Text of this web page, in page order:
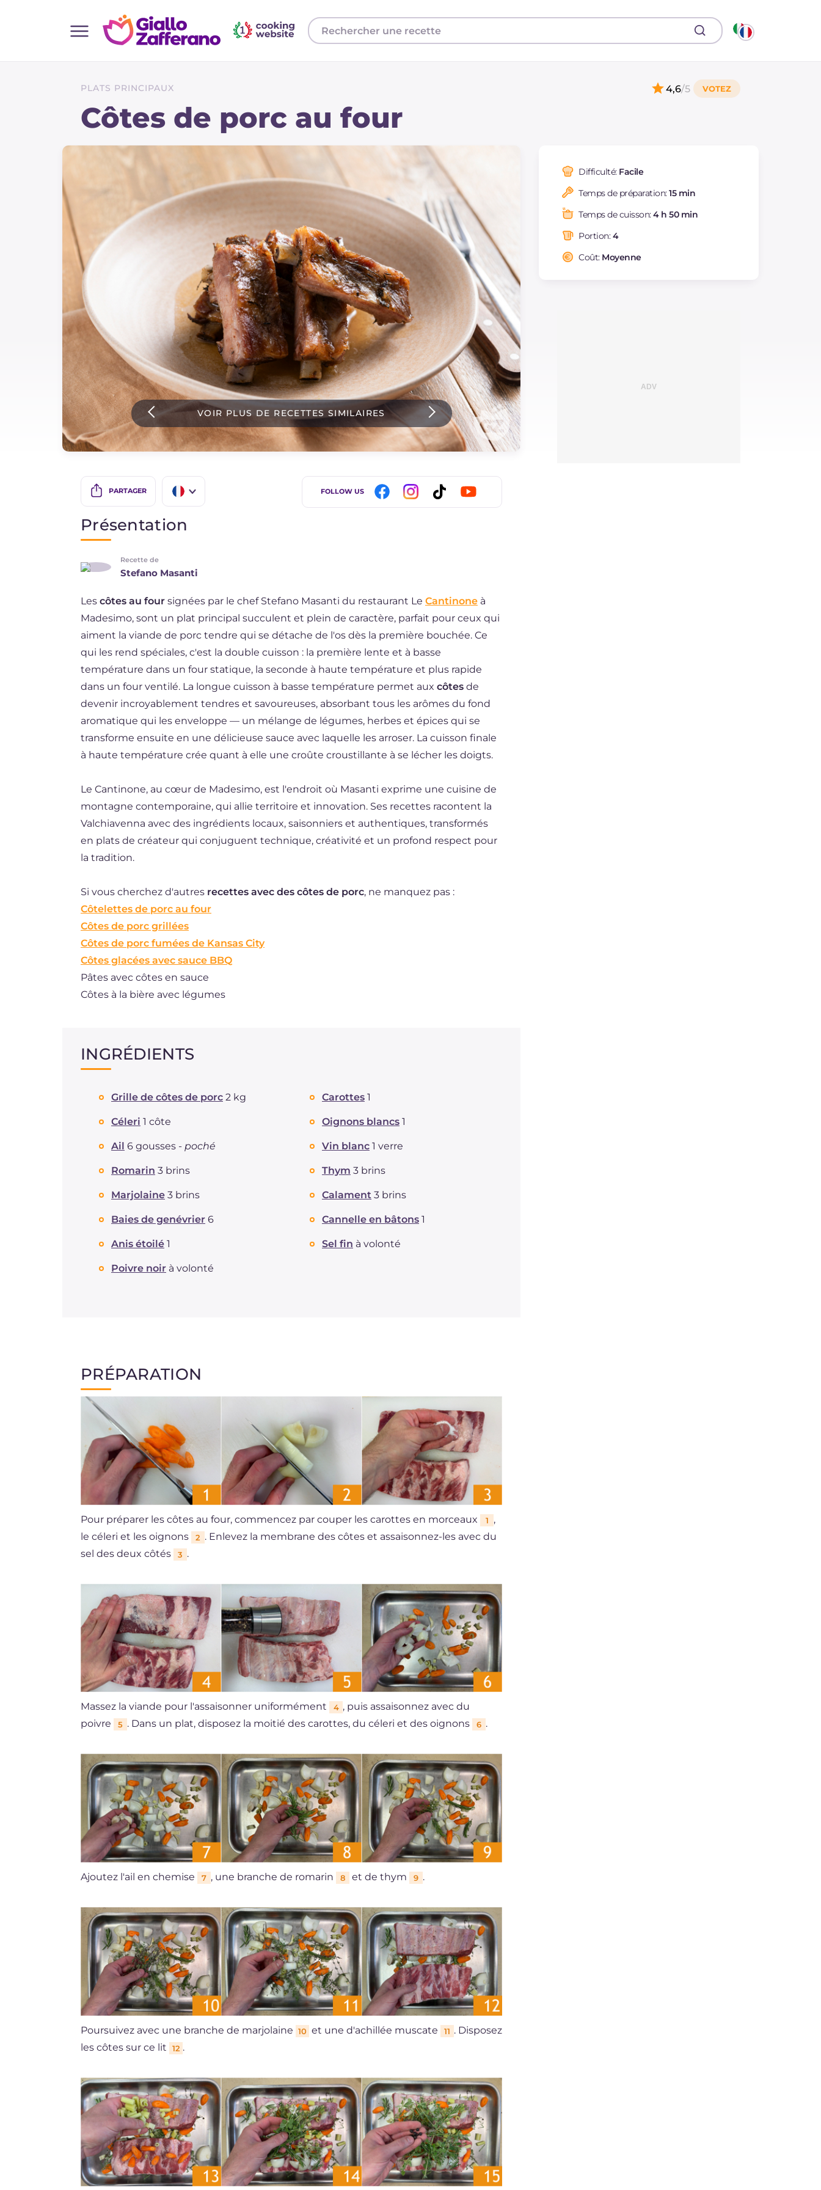
Toutes les recettes
Plats principaux
Boissons et rafraîchissements
Accompagnement
Pizzas et focaccia
Gateaux et patisserie
Dernieres recettes
Instagram
YouTube
PLATS PRINCIPAUX
Côtes de porc au four
4,6/5
VOIR PLUS DE RECETTES SIMILAIRES
PARTAGER
NL
FOLLOW US
Difficulté: Facile
Temps de préparation:15 min
Temps de cuisson:4 h 50 min
Portion:4
Coût: Moyenne
Présentation
Recette de
Stefano Masanti
Les côtes au four signées par le chef Stefano Masanti du restaurant Le Cantinone à
Madesimo, sont un plat principal succulent et plein de caractère, parfait pour ceux qui
aiment la viande de porc tendre qui se détache de l'os dès la première bouchée. Ce
qui les rend spéciales, c'est la double cuisson : la première lente et à basse
température dans un four statique, la seconde à haute température et plus rapide
dans un four ventilé. La longue cuisson à basse température permet aux côtes de
devenir incroyablement tendres et savoureuses, absorbant tous les arômes du fond
aromatique qui les enveloppe — un mélange de légumes, herbes et épices qui se
transforme ensuite en une délicieuse sauce avec laquelle les arroser. La cuisson finale
à haute température crée quant à elle une croûte croustillante à se lécher les doigts.
Le Cantinone, au cœur de Madesimo, est l'endroit où Masanti exprime une cuisine de
montagne contemporaine, qui allie territoire et innovation. Ses recettes racontent la
Valchiavenna avec des ingrédients locaux, saisonniers et authentiques, transformés
en plats de créateur qui conjuguent technique, créativité et un profond respect pour
la tradition.
Si vous cherchez d'autres recettes avec des côtes de porc, ne manquez pas :
Côtelettes de porc au four
Côtes de porc grillées
Côtes de porc fumées de Kansas City
Côtes glacées avec sauce BBQ
Pâtes avec côtes en sauce
Côtes à la bière avec légumes
INGRÉDIENTS
Grille de côtes de porc 2 kg Carottes 1
Céleri 1 côte Oignons blancs 1
Ail 6 gousses - poché Vin blanc 1 verre
Romarin 3 brins Thym 3 brins
Marjolaine 3 brins Calament 3 brins
Baies de genévrier 6 Cannelle en bâtons 1
Anis étoilé 1 Sel fin à volonté
Poivre noir à volonté
PRÉPARATION
Pour préparer les côtes au four, commencez par couper les carottes en morceaux 1
,
le céleri et les oignons
2 . Enlevez la membrane des côtes et assaisonnez-les avec du
sel des deux côtés
3 .
Massez la viande pour l'assaisonner uniformément 4 , puis assaisonnez avec du
poivre
5 . Dans un plat, disposez la moitié des carottes, du céleri et des oignons 6 .
Ajoutez l'ail en chemise 7 , une branche de romarin 8 et de thym 9 .
Poursuivez avec une branche de marjolaine 10 et une d'achillée muscate 11 . Disposez
les côtes sur ce lit
12 .